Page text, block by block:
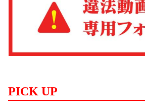
PICK UP